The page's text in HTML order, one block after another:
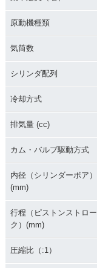
原動機種類
気筒数
シリンダ配列
冷却方式
排気量 (cc)
カム・バルブ駆動方式
内径（シリンダーボア）
(mm)
行程（ピストンストロー
ク）(mm)
圧縮比（:1）